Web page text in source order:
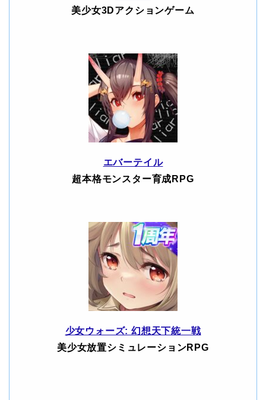
美少女3Dアクションゲーム
エバーテイル
超本格モンスター育成RPG
少女ウォーズ: 幻想天下統一戦
美少女放置シミュレーションRPG